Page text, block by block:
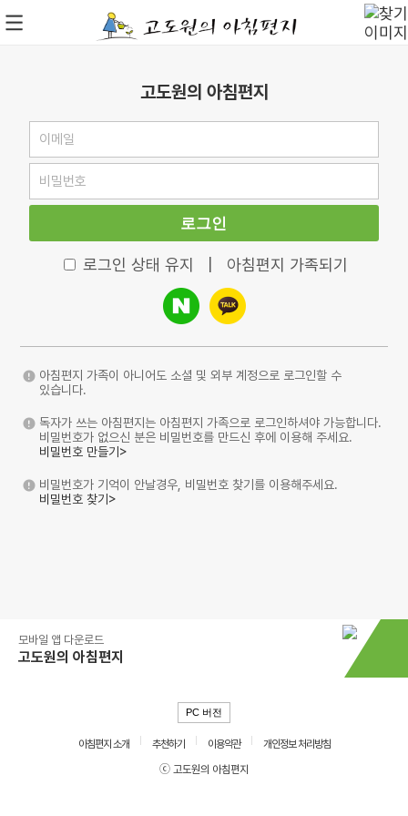
고도원의 아침편지
로그인
로그인 상태 유지 아침편지 가족되기
아침편지 가족이 아니어도 소셜 및 외부 계정으로 로그인할 수
있습니다.
독자가 쓰는 아침편지는 아침편지 가족으로 로그인하셔야 가능합니다.
비밀번호가 없으신 분은 비밀번호를 만드신 후에 이용해 주세요.
비밀번호 만들기>
비밀번호가 기억이 안날경우, 비밀번호 찾기를 이용해주세요.
비밀번호 찾기>
모바일 앱 다운로드
고도원의 아침편지
PC 버전
아침편지 소개 추천하기 이용약관
개인정보 처리방침
ⓒ 고도원의 아침편지